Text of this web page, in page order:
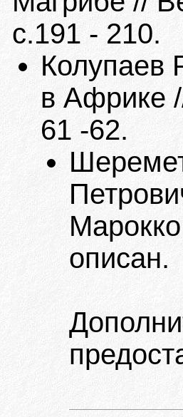
с.191 - 210.
Колупаев
в Африке
61 -62.
описан.